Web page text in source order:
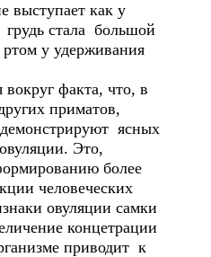
выступает как у
стала большой
ртом у удерживания
вокруг факта, что, в
приматов,
ясных
Это,
более
человеческих
овуляции самки
концетрации
приводит к